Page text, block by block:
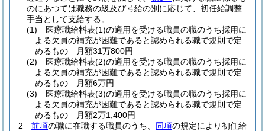
のにあつては職務の級及び号給の別に応じて、初任給調整
手当として支給する。
(1)
医療職給料表(1)の適用を受ける職員の職のうち採用に
よる欠員の補充が困難であると認められる職で規則で定
めるもの 月額31万800円
(2)
医療職給料表(2)の適用を受ける職員の職のうち採用に
よる欠員の補充が困難であると認められる職で規則で定
めるもの 月額6万円
(3)
医療職給料表(3)の適用を受ける職員の職のうち採用に
よる欠員の補充が困難であると認められる職で規則で定
めるもの 月額2万1,400円
2
前項の職に在職する職員のうち、 同項の規定により初任給